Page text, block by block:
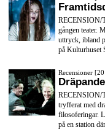
RECENSION/
gången teater.
uttryck, ibland
på Kulturhuset
Recensioner
RECENSION/
tryfferat med
filosoferingar.
på en station